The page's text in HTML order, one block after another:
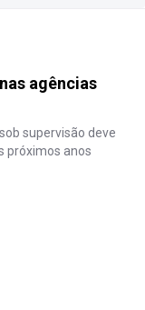
agências
supervisão deve
próximos anos